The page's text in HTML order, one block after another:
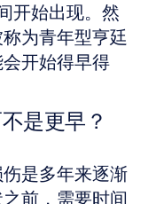
开始出现。然
为青年型亨廷
开始得早得
是更早？
是多年来逐渐
前，需要时间